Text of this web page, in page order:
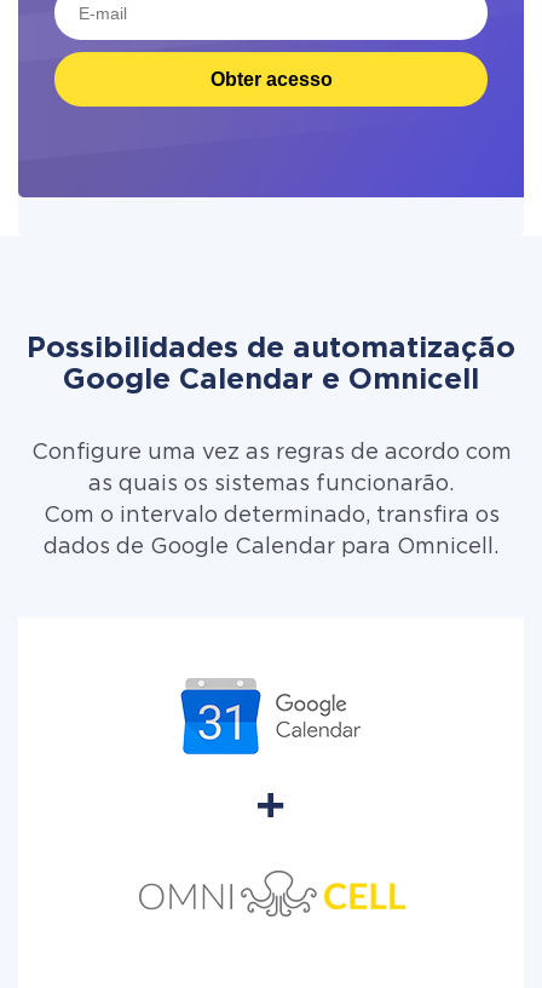
Obter acesso
Possibilidades de automatização
Google Calendar e Omnicell
Configure uma vez as regras de acordo com
as quais os sistemas funcionarão.
Com o intervalo determinado, transfira os
dados de Google Calendar para Omnicell.